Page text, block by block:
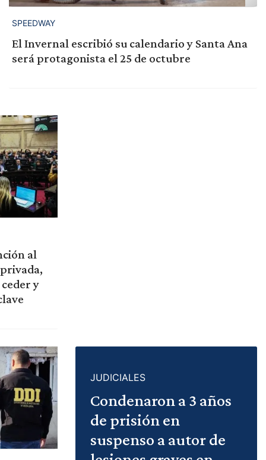
SPEEDWAY
El Invernal escribió su calendario y Santa Ana
será protagonista el 25 de octubre
al
y
JUDICIALES
Condenaron a 3 años
de prisión en
suspenso a autor de